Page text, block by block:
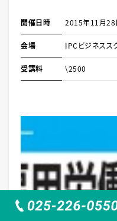
開催日時 2015年11月28
会場 IPCビジネスス
受講料 \2500